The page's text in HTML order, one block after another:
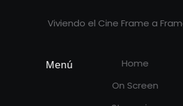
Viviendo el Cine Frame a
Menú
Home
On Screen